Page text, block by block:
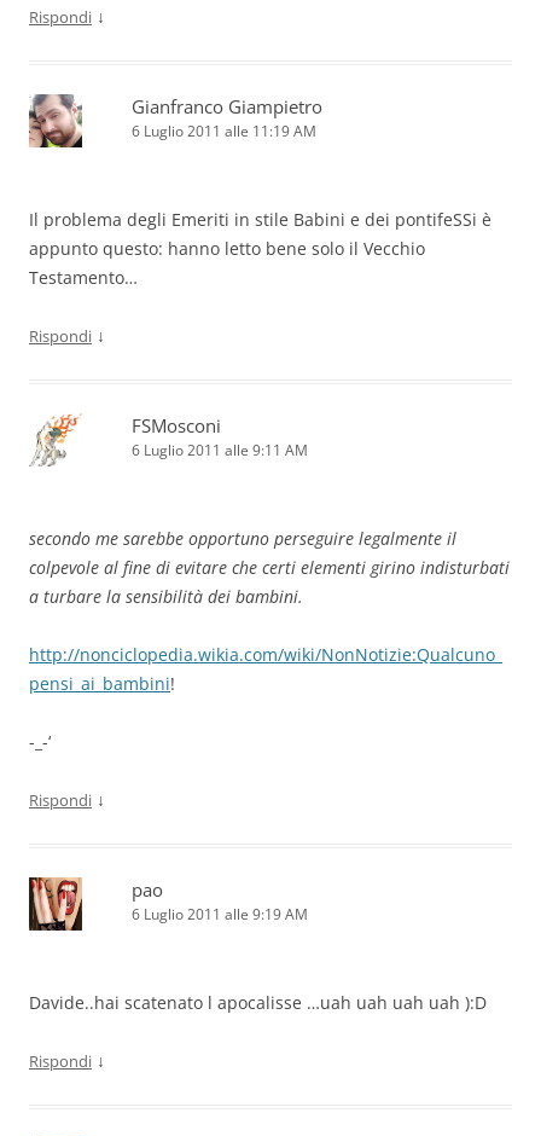
Rispondi ↓
Gianfranco Giampietro
6 Luglio 2011 alle 11:19 AM
Il problema degli Emeriti in stile Babini e dei pontifeSSi è
appunto questo: hanno letto bene solo il Vecchio
Testamento…
Rispondi ↓
FSMosconi
6 Luglio 2011 alle 9:11 AM
secondo me sarebbe opportuno perseguire legalmente il
colpevole al fine di evitare che certi elementi girino indisturbati
a turbare la sensibilità dei bambini.
http://nonciclopedia.wikia.com/wiki/NonNotizie:Qualcuno_
pensi_ai_bambini!
-_-‘
Rispondi ↓
pao
6 Luglio 2011 alle 9:19 AM
Davide..hai scatenato l apocalisse …uah uah uah uah ):D
Rispondi ↓